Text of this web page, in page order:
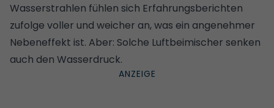
Wasserstrahlen fühlen sich Erfahrungsberichten
zufolge voller und weicher an, was ein angenehmer
Nebeneffekt ist. Aber: Solche Luftbeimischer senken
auch den Wasserdruck.